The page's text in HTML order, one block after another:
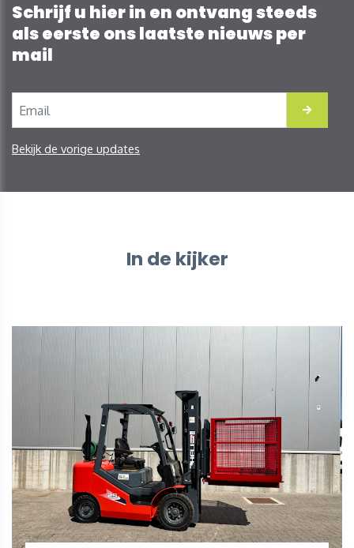
Schrijf u hier in en ontvang steeds
als eerste ons laatste nieuws per
mail
Bekijk de vorige updates
In de kijker